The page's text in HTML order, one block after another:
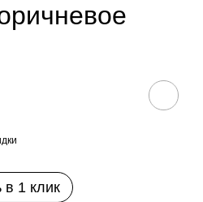
в 1 клик